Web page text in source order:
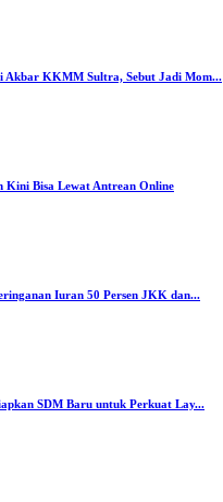
Akbar KKMM Sultra, Sebut Jadi Mom...
Kini Bisa Lewat Antrean Online
Iuran 50 Persen JKK dan...
SDM Baru untuk Perkuat Lay...